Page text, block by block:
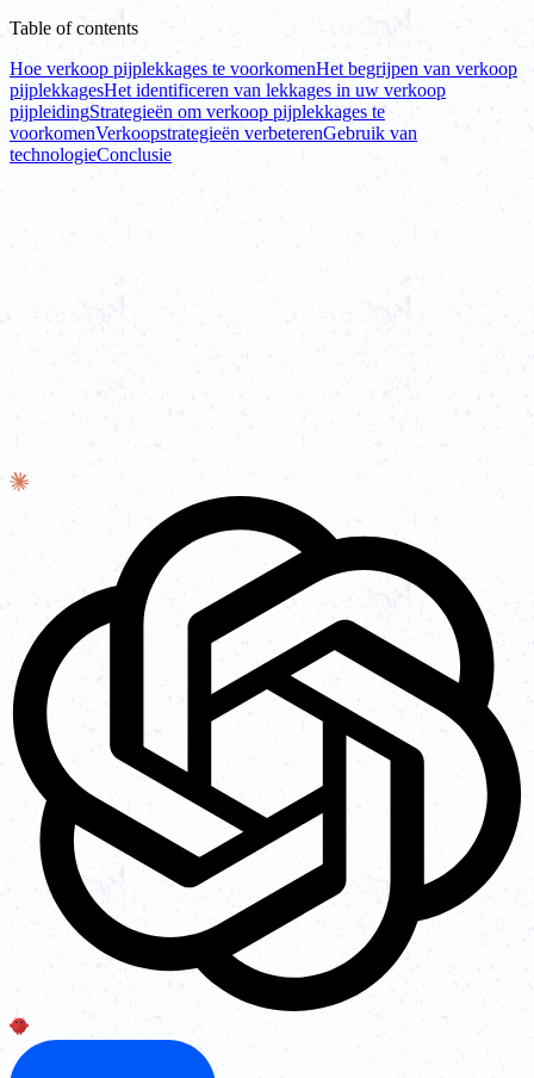
Table of contents
Hoe verkoop pijplekkages te voorkomenHet begrijpen van verkoop
pijplekkagesHet identificeren van lekkages in uw verkoop
pijpleidingStrategieën om verkoop pijplekkages te
voorkomenVerkoopstrategieën verbeterenGebruik van
technologieConclusie